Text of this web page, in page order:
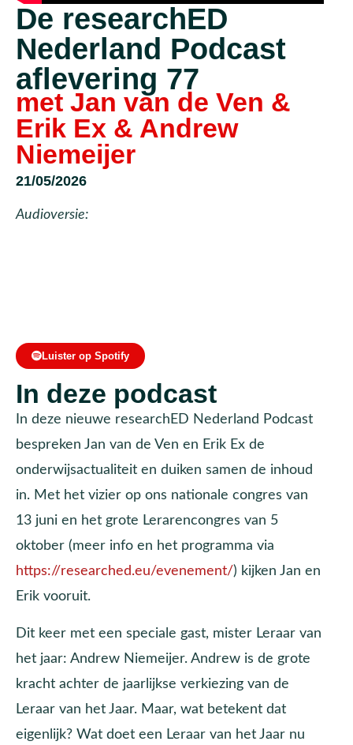
De researchED
Nederland Podcast
aflevering 77
met Jan van de Ven &
Erik Ex & Andrew
Niemeijer
21/05/2026
Audioversie:
Luister op Spotify
In deze podcast
In deze nieuwe researchED Nederland Podcast
bespreken Jan van de Ven en Erik Ex de
onderwijsactualiteit en duiken samen de inhoud
in. Met het vizier op ons nationale congres van
13 juni en het grote Lerarencongres van 5
oktober (meer info en het programma via
https://researched.eu/evenement/) kijken Jan en
Erik vooruit.
Dit keer met een speciale gast, mister Leraar van
het jaar: Andrew Niemeijer. Andrew is de grote
kracht achter de jaarlijkse verkiezing van de
Leraar van het Jaar. Maar, wat betekent dat
eigenlijk? Wat doet een Leraar van het Jaar nu